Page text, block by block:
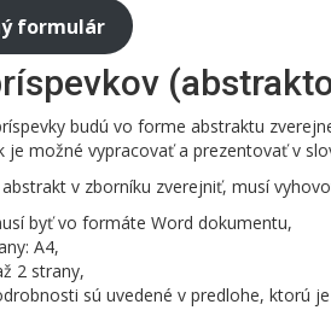
formulár
budú vo forme abstraktu
je možné vypracovať a prezentovať v
v zborníku zverejniť, musí
byť vo formáte Word dokumentu,
A4,
2 strany,
sú uvedené v predlohe, ktorú